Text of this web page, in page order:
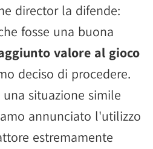
director la difende:
fosse una buona
valore al gioco
deciso di procedere.
situazione simile
annunciato l'utilizzo
estremamente